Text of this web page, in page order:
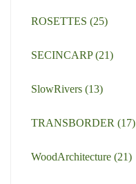
ROSETTES (25)
SECINCARP(21)
SlowRivers (13)
TRANSBORDER (17)
WoodArchitecture (21)